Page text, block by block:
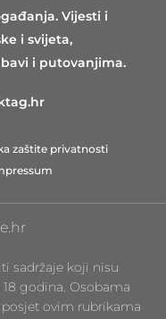
Vijesti i
i svijeta,
i putovanjima.
zaštite privatnosti
sadržaje koji nisu
godina. Osobama
ovim rubrikama